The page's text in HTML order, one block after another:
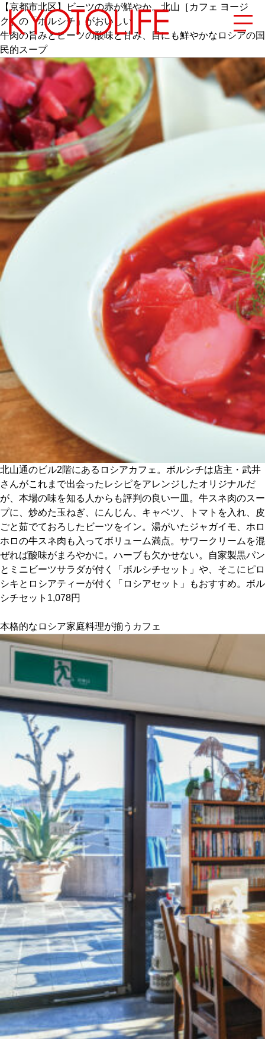
エリアから探す
地図から探す
カテゴリーから探す
SPECIAL
NEW OPEN
SERIES
チケットプレゼント応募
MAIN MENU
SERIES
カレーが好き
京都おやつクラブ
私と店のはなし
今月の京みやげ
京都の書店
CULTURE
すべて
関西で開催。
おすすめの展覧会
おすすめの映画
誠光社で選びました。
おすすめの本
紹介します。
おすすめのイベント
【京都市北区】ビーツの赤が鮮やか。北山［カフェ ヨージ
ク］の「ボルシチ」がおいしい
牛肉の旨みとビーツの酸味と甘み、目にも鮮やかなロシアの国
民的スープ
北山通のビル2階にあるロシアカフェ。ボルシチは店主・武井
さんがこれまで出会ったレシピをアレンジしたオリジナルだ
が、本場の味を知る人からも評判の良い一皿。牛スネ肉のスー
プに、炒めた玉ねぎ、にんじん、キャベツ、トマトを入れ、皮
ごと茹でておろしたビーツをイン。湯がいたジャガイモ、ホロ
ホロの牛スネ肉も入ってボリューム満点。サワークリームを混
ぜれば酸味がまろやかに。ハーブも欠かせない。自家製黒パン
とミニビーツサラダが付く「ボルシチセット」や、そこにピロ
シキとロシアティーが付く「ロシアセット」もおすすめ。ボル
シチセット1,078円
本格的なロシア家庭料理が揃うカフェ